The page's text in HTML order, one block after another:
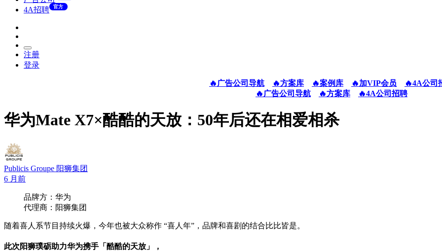
4A招聘 官方
注册
登录
🔥广告公司导航 🔥方案库 🔥案例库 🔥加VIP会员
🔥4A公司
🔥广告公司导航
🔥方案库 🔥4A公司招聘
华为Mate X7×酷酷的天放：50年后还在相爱相杀
Publicis Groupe 阳狮集团
6 月前
品牌方：华为
代理商：阳狮集团
随着喜人系节目持续火爆，今年也被大众称作 “喜人年”，品牌和喜剧的结合比比皆是。
此次阳狮璞砺助力华为携手「酷酷的天放」，